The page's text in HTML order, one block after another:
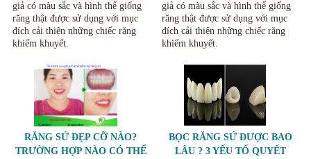
giả có màu sắc và hình thể giống
răng thật được sử dụng với mục
đích cải thiện những chiếc răng
khiếm khuyết.
giả có màu sắc và hình thể giống
răng thật được sử dụng với mục
đích cải thiện những chiếc răng
khiếm khuyết.
RĂNG SỨ ĐẸP CỠ NÀO?
TRƯỜNG HỢP NÀO CÓ THỂ
BỌC RĂNG SỨ ĐƯỢC BAO
LÂU ? 3 YẾU TỐ QUYẾT